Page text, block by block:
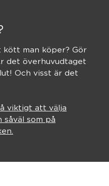
kött man köper? Gör
det överhuvudtaget
Och visst är det
viktigt att välja
som på